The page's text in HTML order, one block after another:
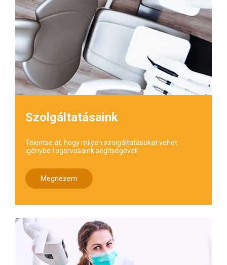
Szolgáltatásaink
Tekintse át, hogy milyen szolgáltatásokat vehet
igénybe fogorvosaink segítségével!
Megnézem